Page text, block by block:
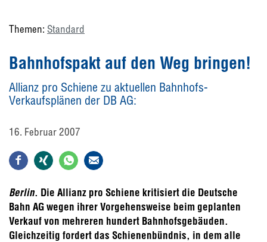
Themen: Standard
Bahnhofspakt auf den Weg bringen!
Allianz pro Schiene zu aktuellen Bahnhofs-
Verkaufsplänen der DB AG:
16. Februar 2007
Berlin. Die Allianz pro Schiene kritisiert die Deutsche
Bahn AG wegen ihrer Vorgehensweise beim geplanten
Verkauf von mehreren hundert Bahnhofsgebäuden.
Gleichzeitig fordert das Schienenbündnis, in dem alle